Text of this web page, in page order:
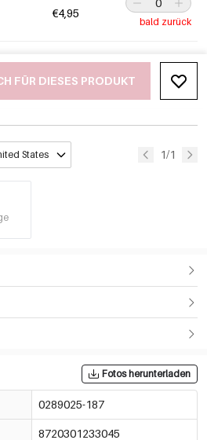
€4,95
bald zurück
FÜR DIESES PRODUKT
States 1/1
Fotos herunterladen
0289025-187
8720301233045